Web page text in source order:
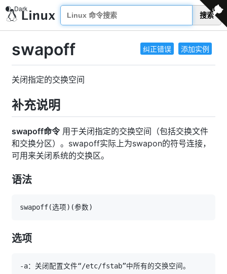
搜索
纠正错误 添加实例
swapoff
关闭指定的交换空间
补充说明
swapoff命令用于关闭指定的交换空间（包括交换文件
和交换分区）。swapoff实际上为swapon的符号连接，
可用来关闭系统的交换区。
语法
swapoff(选项) (参数)
选项